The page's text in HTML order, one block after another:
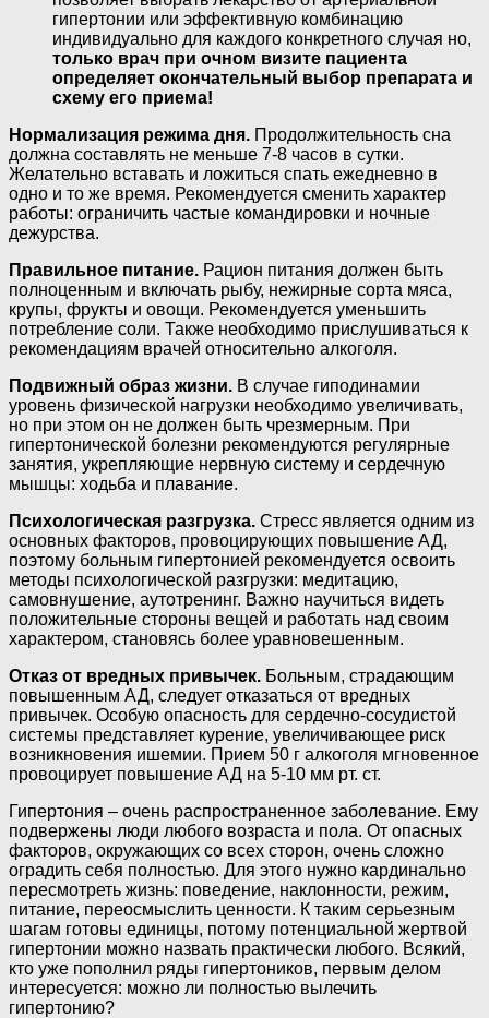
гипертонии или эффективную комбинацию
индивидуально для каждого конкретного случая но,
только врач при очном визите пациента
определяет окончательный выбор препарата и
схему его приема!
Нормализация режима дня. Продолжительность сна
должна составлять не меньше 7-8 часов в сутки.
Желательно вставать и ложиться спать ежедневно в
одно и то же время. Рекомендуется сменить характер
работы: ограничить частые командировки и ночные
дежурства.
Правильное питание. Рацион питания должен быть
полноценным и включать рыбу, нежирные сорта мяса,
крупы, фрукты и овощи. Рекомендуется уменьшить
потребление соли. Также необходимо прислушиваться к
рекомендациям врачей относительно алкоголя.
Подвижный образ жизни. В случае гиподинамии
уровень физической нагрузки необходимо увеличивать,
но при этом он не должен быть чрезмерным. При
гипертонической болезни рекомендуются регулярные
занятия, укрепляющие нервную систему и сердечную
мышцы: ходьба и плавание.
Психологическая разгрузка. Стресс является одним из
основных факторов, провоцирующих повышение АД,
поэтому больным гипертонией рекомендуется освоить
методы психологической разгрузки: медитацию,
самовнушение, аутотренинг. Важно научиться видеть
положительные стороны вещей и работать над своим
характером, становясь более уравновешенным.
Отказ от вредных привычек. Больным, страдающим
повышенным АД, следует отказаться от вредных
привычек. Особую опасность для сердечно-сосудистой
системы представляет курение, увеличивающее риск
возникновения ишемии. Прием 50 г алкоголя мгновенное
провоцирует повышение АД на 5-10 мм рт. ст.
Гипертония – очень распространенное заболевание. Ему
подвержены люди любого возраста и пола. От опасных
факторов, окружающих со всех сторон, очень сложно
оградить себя полностью. Для этого нужно кардинально
пересмотреть жизнь: поведение, наклонности, режим,
питание, переосмыслить ценности. К таким серьезным
шагам готовы единицы, потому потенциальной жертвой
гипертонии можно назвать практически любого. Всякий,
кто уже пополнил ряды гипертоников, первым делом
интересуется: можно ли полностью вылечить
гипертонию?